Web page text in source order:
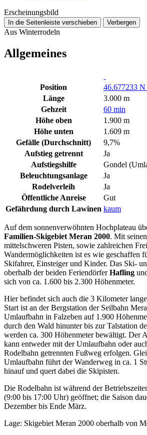
Erscheinungsbild
In die Seitenleiste verschieben Verbergen
Aus Winterrodeln
Allgemeines
Position
46.677233 N
Länge
3.000 m
Gehzeit
60 min
Höhe oben
1.900 m
Höhe unten
1.609 m
Gefälle (Durchschnitt)
9,7%
Aufstieg getrennt
Ja
Aufstiegshilfe
Gondel
Beleuchtungsanlage
Ja
Rodelverleih
Ja
Öffentliche Anreise
Gut
Gefährdung durch Lawinen kaum
Auf dem sonnenverwöhnten Hochplateau
Familien-Skigebiet Meran 2000. Mit
mittelschweren Pisten, sowie zahlreichen
Wandermöglichkeiten ist es wie geschaffen
Skifahrer, Einsteiger und Kinder. Das Ski-
oberhalb der beiden FeriendörferHafling
sich von ca. 1.600 bis 2.300 Höhenmeter.
Hier befindet sich auch die 3 Kilometer
Start ist an der Bergstation der Seilbahn
Umlaufbahn in Falzeben auf 1.900
durch den Wald hinunter bis zur Talstation
werden ca. 300 Höhenmeter bewältigt. Der
kann entweder mit der Umlaufbahn oder
Rodelbahn getrennten Fußweg erfolgen.
Umlaufbahn führt der Wanderweg in ca. 1
hinauf und quert dabei die Skipisten.
Die Rodelbahn ist während der
(9:00 bis 17:00 Uhr) geöffnet; die Saison
Dezember bis Ende März.
Lage: Skigebiet Meran 2000 oberhalb von